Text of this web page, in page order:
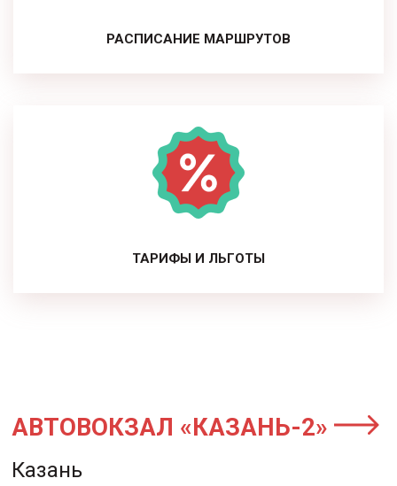
РАСПИСАНИЕ МАРШРУТОВ
ТАРИФЫ И ЛЬГОТЫ
АВТОВОКЗАЛ «КАЗАНЬ-2»
Казань